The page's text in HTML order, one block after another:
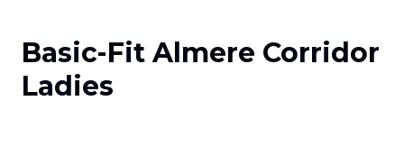
Basic-Fit Almere Corridor
Ladies